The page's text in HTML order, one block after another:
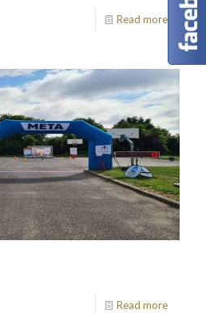
Read more
Read more